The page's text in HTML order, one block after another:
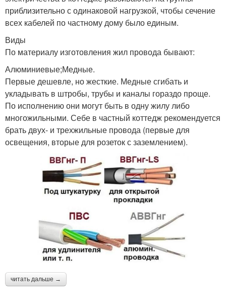
приблизительно с одинаковой нагрузкой, чтобы сечение
всех кабелей по частному дому было единым.
Виды
По материалу изготовления жил провода бывают:
Алюминиевые;Медные.
Первые дешевле, но жесткие. Медные сгибать и
укладывать в штробы, трубы и каналы гораздо проще.
По исполнению они могут быть в одну жилу либо
многожильными. Себе в частный коттедж рекомендуется
брать двух- и трехжильные провода (первые для
освещения, вторые для розеток с заземлением).
читать дальше →